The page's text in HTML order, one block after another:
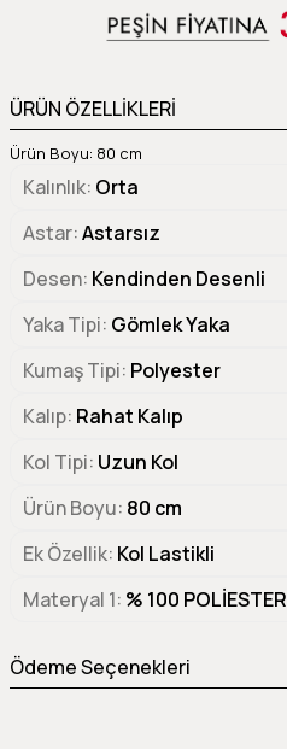
ÜRÜN ÖZELLİKLERİ
Ürün Boyu: 80 cm
Kalınlık Orta
Astar Astarsız
Desen Kendinden Desenli
Yaka Tipi Gömlek Yaka
Kumaş Tipi Polyester
Kalıp Rahat Kalıp
Kol Tipi Uzun Kol
Ürün Boyu 80 cm
Ek Özellik Kol Lastikli
Materyal 1 % 100 POLİESTER
Ödeme Seçenekleri